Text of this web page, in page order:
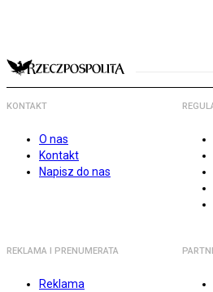
KONTAKT
O nas
Kontakt
Napisz do nas
REKLAMA I PRENUMERATA
Reklama